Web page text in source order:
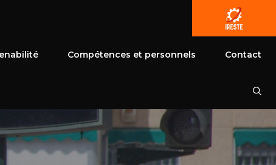
Compétences et personnels Contact